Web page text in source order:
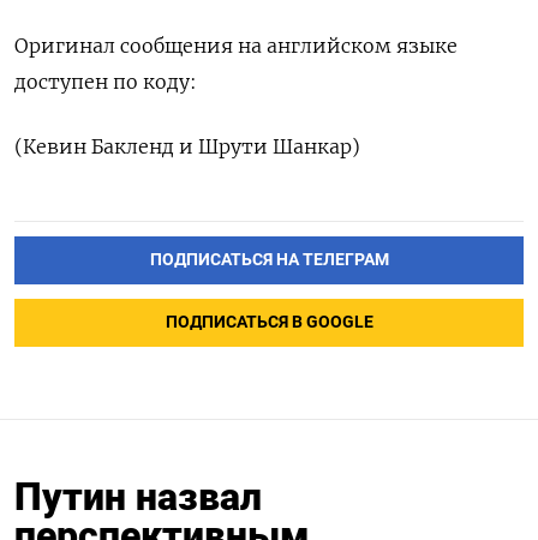
Оригинал сообщения на английском языке
доступен по коду:
(Кевин Бакленд и Шрути Шанкар)
ПОДПИСАТЬСЯ НА ТЕЛЕГРАМ
ПОДПИСАТЬСЯ В GOOGLE
Путин назвал